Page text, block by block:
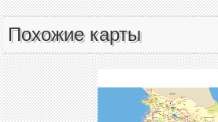
Похожие карты